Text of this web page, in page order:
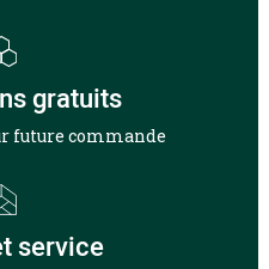
gratuits
future commande
service